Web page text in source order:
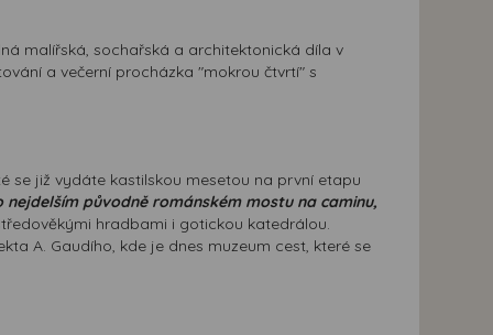
malířská, sochařská a architektonická díla v
a večerní procházka "mokrou čtvrtí" s
se již vydáte kastilskou mesetou na první etapu
původně románském mostu na caminu,
hradbami i gotickou katedrálou.
A. Gaudího, kde je dnes muzeum cest, které se